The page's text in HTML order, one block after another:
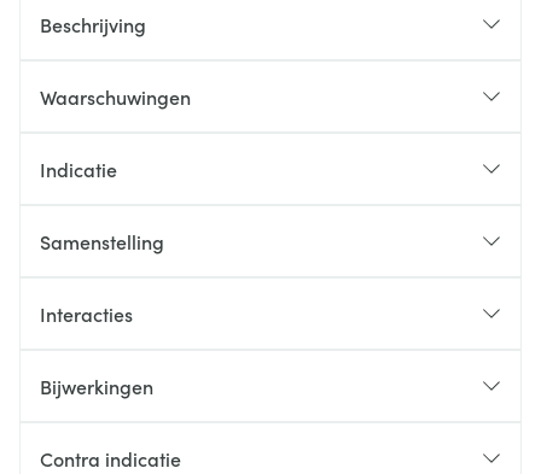
Beschrijving
Waarschuwingen
Indicatie
Samenstelling
Interacties
Bijwerkingen
Contra indicatie